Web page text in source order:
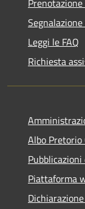
Leggi le FAQ
Richiesta
Albo Pretorio
Piattaforma